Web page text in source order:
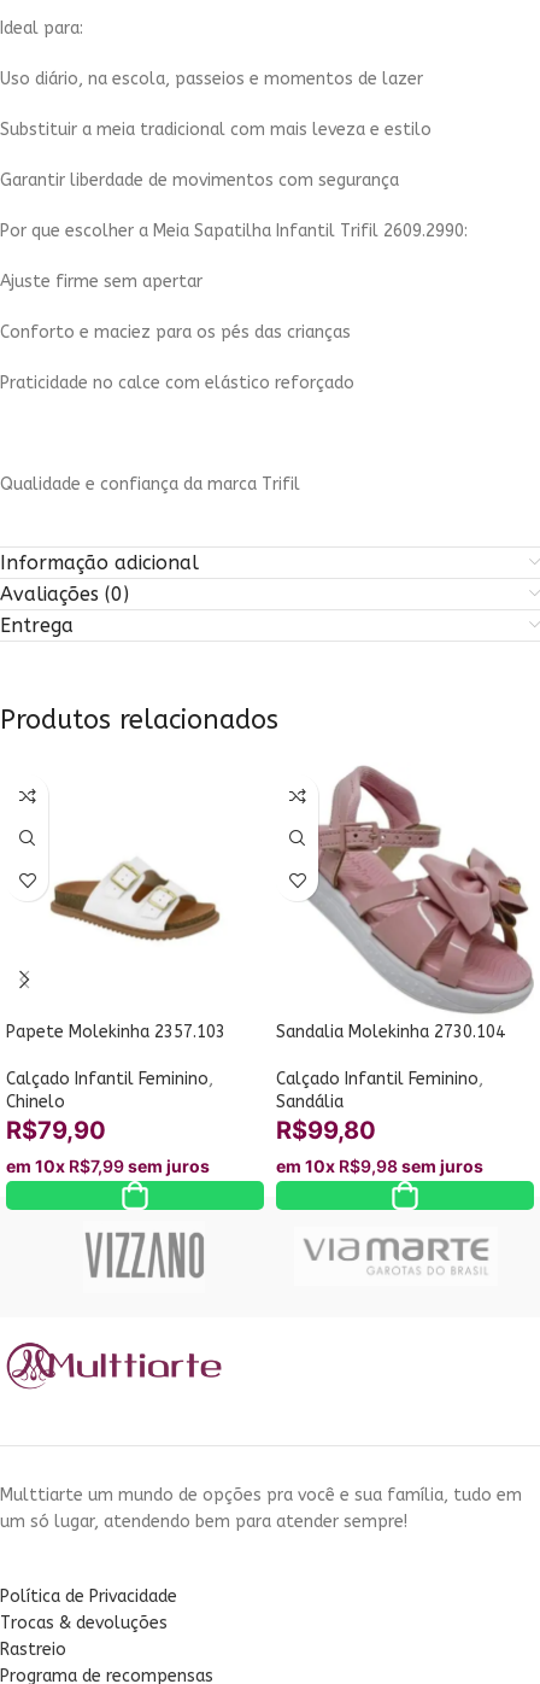
Ideal para:
Uso diário, na escola, passeios e momentos de lazer
Substituir a meia tradicional com mais leveza e estilo
Garantir liberdade de movimentos com segurança
Por que escolher a Meia Sapatilha Infantil Trifil 2609.2990:
Ajuste firme sem apertar
Conforto e maciez para os pés das crianças
Praticidade no calce com elástico reforçado
Qualidade e confiança da marca Trifil
Informação adicional
Avaliações (0)
Entrega
Produtos relacionados
Papete Molekinha 2357.103
Calçado Infantil Feminino,
Chinelo
R$79,90
em 10x R$7,99sem juros
Sandalia Molekinha 2730.104
Calçado Infantil Feminino,
Sandália
R$99,80
em 10x R$9,98sem juros
Multtiarte um mundo de opções pra você e sua família, tudo em
um só lugar, atendendo bem para atender sempre!
Política de Privacidade
Trocas & devoluções
Rastreio
Programa de recompensas